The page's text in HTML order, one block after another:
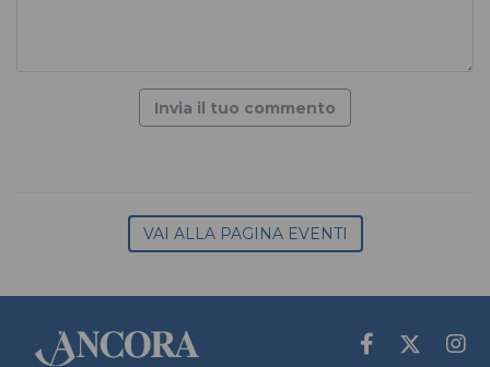
Invia il tuo commento
VAI ALLA PAGINA EVENTI